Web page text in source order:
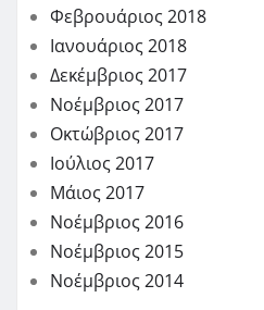
Φεβρουάριος 2018
Ιανουάριος 2018
Δεκέμβριος 2017
Νοέμβριος 2017
Οκτώβριος 2017
Ιούλιος 2017
Μάιος 2017
Νοέμβριος 2016
Νοέμβριος 2015
Νοέμβριος 2014